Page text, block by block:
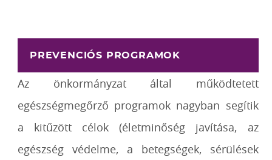
PREVENCIÓS PROGRAMOK
Az önkormányzat által működtetett
egészségmegőrző programok nagyban segítik
a kitűzött célok (életminőség javítása, az
egészség védelme, a betegségek, sérülések